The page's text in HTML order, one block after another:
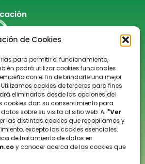
de Cookies
para permitir el funcionamiento,
podrá utilizar cookies funcionales
con el fin de brindarle una mejor
cookies de terceros para fines
eliminarlas desde las opciones del
cookies dan su consentimiento para
sobre su visita al sitio web. Al "Ver
las distintas cookies que recopilamos y
excepto las cookies esenciales.
de tratamiento de datos en
y conocer acerca de las cookies que